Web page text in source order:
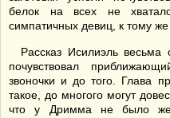
белок на всех не
симпатичных девиц, к тому же
Рассказ Исилиэль
почувствовал
звоночки и до того. Глава
такое, до многого могут
что у Дримма не было